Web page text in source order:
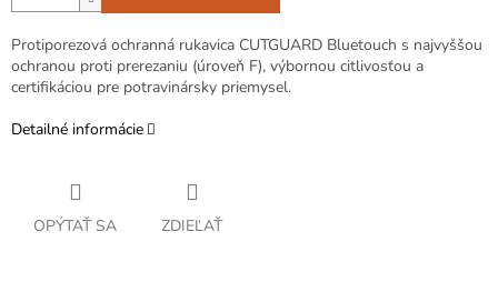
Protiporezová ochranná rukavica CUTGUARD Bluetouch s najvyššou
ochranou proti prerezaniu (úroveň F), výbornou citlivosťou a
certifikáciou pre potravinársky priemysel.
Detailné informácie
OPÝTAŤ SA ZDIEĽAŤ